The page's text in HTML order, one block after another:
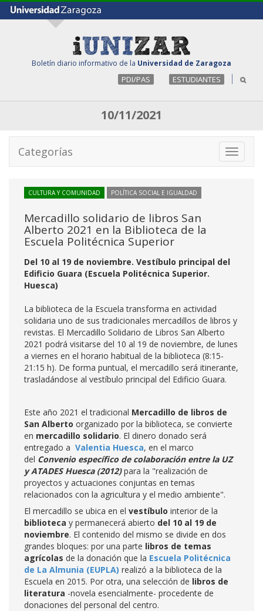
Boletín diario informativo de la Universidad de Zaragoza
PDI/PAS ESTUDIANTES
10/11/2021
Toggle
Categorías
CULTURA Y COMUNIDAD POLÍTICA SOCIAL E IGUALDAD
Mercadillo solidario de libros San
Alberto 2021 en la Biblioteca de la
Escuela Politécnica Superior
Del 10 al 19 de noviembre. Vestíbulo principal del
Edificio Guara (Escuela Politécnica Superior.
Huesca)
La biblioteca de la Escuela transforma en actividad
solidaria uno de sus tradicionales mercadillos de libros y
revistas. El Mercadillo Solidario de Libros San Alberto
2021 podrá visitarse del 10 al 19 de noviembre, de lunes
a viernes en el horario habitual de la biblioteca (8:15-
21:15 h). De forma puntual, el mercadillo será itinerante,
trasladándose al vestíbulo principal del Edificio Guara.
Este año 2021 el tradicional Mercadillo de libros de
San Alberto organizado por la biblioteca, se convierte
en mercadillo solidario. El dinero donado será
entregado a Valentia Huesca, en el marco
del Convenio específico de colaboración entre la UZ
y ATADES Huesca (2012)para la "realización de
proyectos y actuaciones conjuntas en temas
relacionados con la agricultura y el medio ambiente".
El mercadillo se ubica en el vestíbulo interior de la
biblioteca y permanecerá abierto del 10 al 19 de
noviembre. El contenido del mismo se divide en dos
grandes bloques: por una parte libros de temas
agrícolas de la donación que la Escuela Politécnica
de La Almunia (EUPLA) realizó a la biblioteca de la
Escuela en 2015. Por otra, una selección de libros de
literatura -novela esencialmente- procedente de
donaciones del personal del centro.